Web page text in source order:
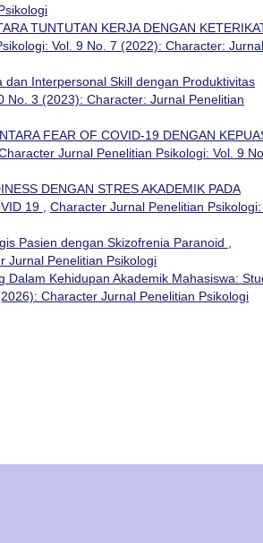
TUNTUTAN KERJA DENGAN
Vol. 9 No. 7 (2022): Character: Jurnal
dan Interpersonal Skill dengan Produktivitas
No. 3 (2023): Character: Jurnal Penelitian
FEAR OF COVID-19 DENGAN
Jurnal Penelitian Psikologi: Vol. 9
DENGAN STRES AKADEMIK PADA
19
Character Jurnal Penelitian Psikologi:
Pasien dengan Skizofrenia Paranoid
Jurnal Penelitian Psikologi
Dalam Kehidupan Akademik Mahasiswa:
Character Jurnal Penelitian Psikologi